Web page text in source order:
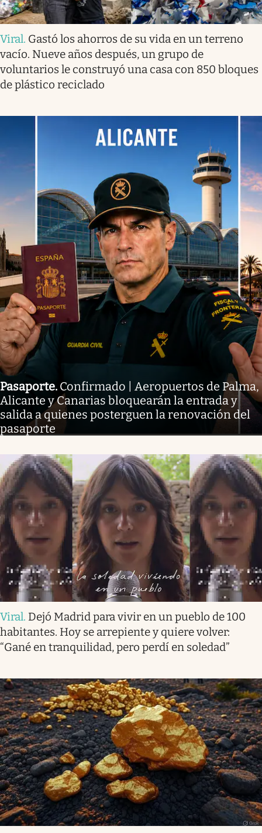
Viral. Gastó los ahorros de su vida en un terreno
vacío. Nueve años después, un grupo de
voluntarios le construyó una casa con 850 bloques
de plástico reciclado
Pasaporte. Confirmado | Aeropuertos de Palma,
Alicante y Canarias bloquearán la entrada y
salida a quienes posterguen la renovación del
pasaporte
Viral. Dejó Madrid para vivir en un pueblo de 100
habitantes. Hoy se arrepiente y quiere volver:
“Gané en tranquilidad, pero perdí en soledad”